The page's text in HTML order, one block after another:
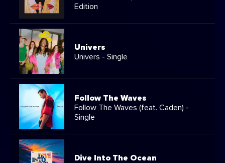
Edition
Univers
Univers - Single
Follow The Waves
Follow The Waves (feat. Caden) -
Single
Dive Into The Ocean